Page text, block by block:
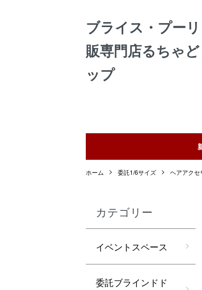
ブライス・プー
販専門店るちゃ
ップ
ホーム 委託1/6サイズ ヘアアクセ
カテゴリー
イベントスペース
委託ブラインドド